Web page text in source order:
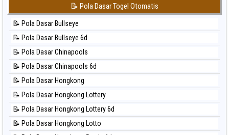
⚽ Bola Hitam Sydney Lotto
⚽ Bola Hitam Sydney Pools 6d
⚽ Bola Hitam Taipei
⚽ Bola Hitam Taiwan
📊 Statistik Korea
📊 Statistik Kuda Lari
📊 Statistik Magnum Cambodia
📊 Statistik Nagoya
📊 Statistik New York Midday
📊 Statistik North Carolina Day
📊 Statistik Pcso
📊 Statistik Pennsylvania Day
📊 Statistik Sao Paulo
📝 Pola Dasar Togel Otomatis
📝 Pola Dasar Bullseye
📝 Pola Dasar Bullseye 6d
📝 Pola Dasar Chinapools
📝 Pola Dasar Chinapools 6d
📝 Pola Dasar Hongkong
📝 Pola Dasar Hongkong Lottery
📝 Pola Dasar Hongkong Lottery 6d
📝 Pola Dasar Hongkong Lotto